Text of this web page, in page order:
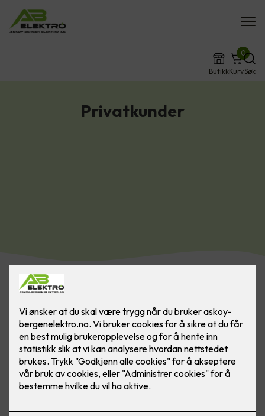
ButikkKurv
0
Søk
Privatkunder
Her hos oss Askøy-Bergen Elektro AS har vi lang
erfaring og høy kompetanse innen installasjoner
både til nybygg og rehabilitering.
Fyll ut skjemaet og vi vil svare deg så snart som mulig.